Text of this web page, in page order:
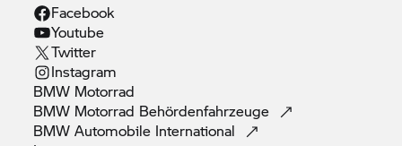
Facebook
Youtube
Twitter
Instagram
BMW Motorrad
BMW Motorrad Behördenfahrzeuge
BMW Automobile International